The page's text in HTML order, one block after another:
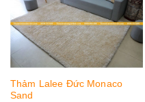
Thảm Lalee Đức Monaco
Sand